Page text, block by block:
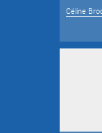
Céline